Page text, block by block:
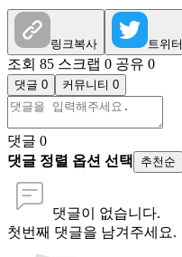
링크복사 트위터
조회 85 스크랩 0 공유 0
댓글 0 커뮤니티 0
댓글 0
댓글 정렬 옵션 선택
추천순
댓글이 없습니다.
첫번째 댓글을 남겨주세요.